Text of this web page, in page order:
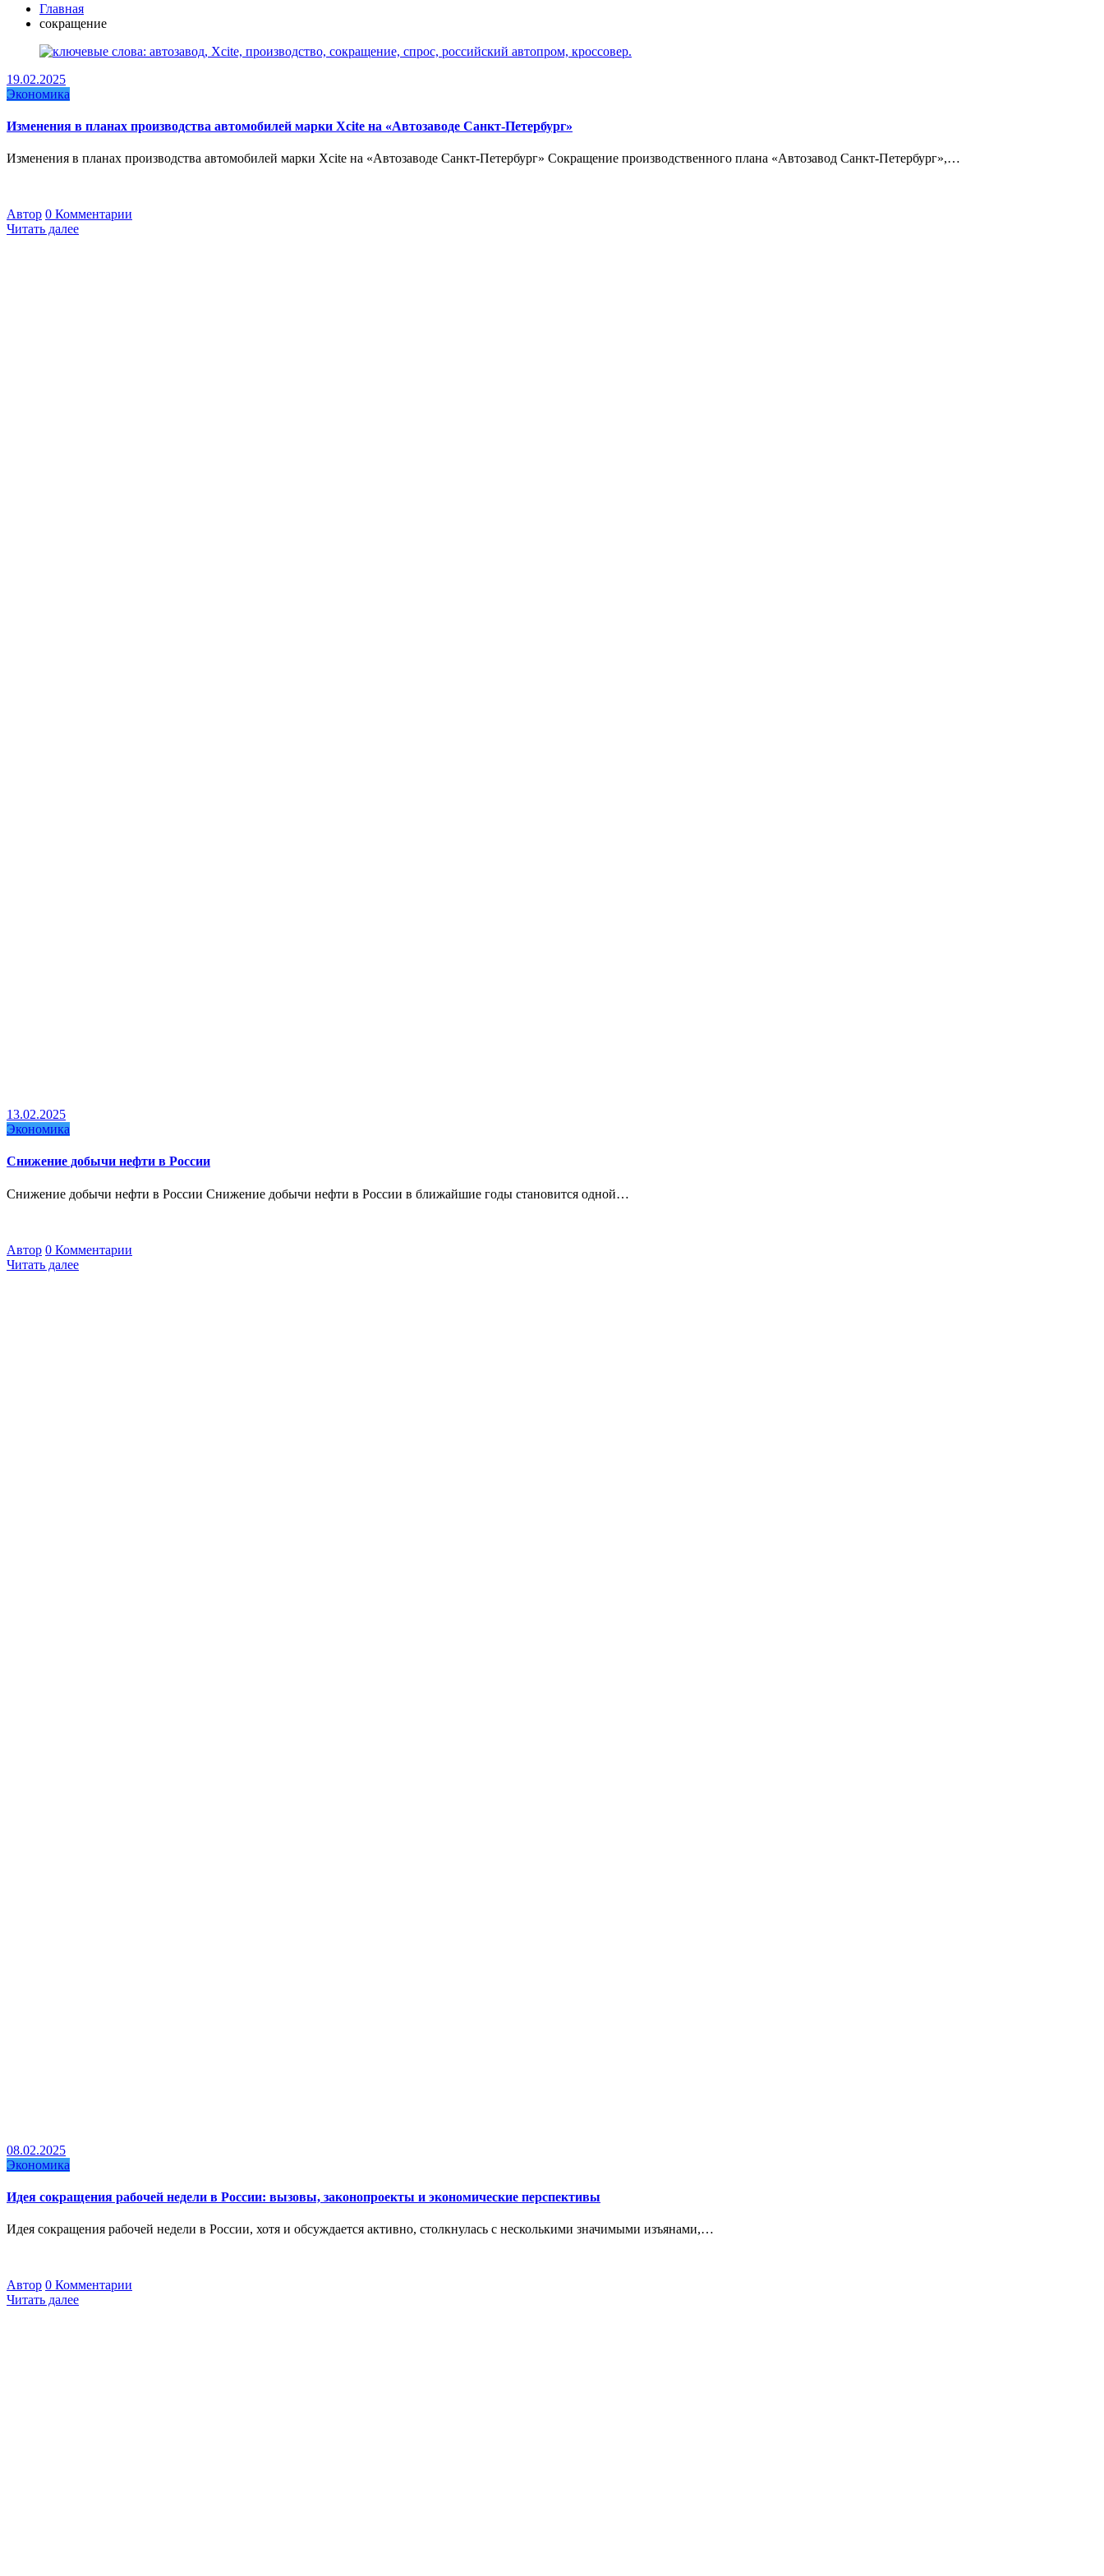
Главная
сокращение
19.02.2025
Экономика
Изменения в планах производства автомобилей марки Xcite на «Автозаводе Санкт-Петербург»
Изменения в планах производства автомобилей марки Xcite на «Автозаводе Санкт-Петербург» Сокращение производственного плана «Автозавод Санкт-Петербург»,…
Автор 0 Комментарии
Читать далее
13.02.2025
Экономика
Снижение добычи нефти в России
Снижение добычи нефти в России Снижение добычи нефти в России в ближайшие годы становится одной…
Автор 0 Комментарии
Читать далее
08.02.2025
Экономика
Идея сокращения рабочей недели в России: вызовы, законопроекты и экономические перспективы
Идея сокращения рабочей недели в России, хотя и обсуждается активно, столкнулась с несколькими значимыми изъянами,…
Автор 0 Комментарии
Читать далее